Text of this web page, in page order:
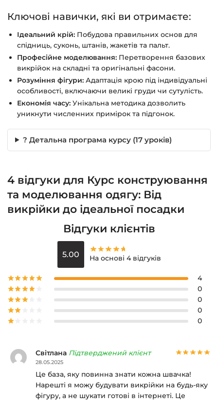
Ключові навички, які ви отримаєте:
Ідеальний крій: Побудова правильних основ для
спідниць, суконь, штанів, жакетів та пальт.
Професійне моделювання: Перетворення базових
викрійок на складні та оригінальні фасони.
Розуміння фігури: Адаптація крою під індивідуальні
особливості, включаючи великі груди чи сутулість.
Економія часу: Унікальна методика дозволить
уникнути численних примірок та підгонок.
? Детальна програма курсу (17 уроків)
4 відгуки для Курс конструювання
та моделювання одягу: Від
викрійки до ідеальної посадки
Відгуки клієнтів
5.00 На основі 4 відгуків
4
0
0
0
0
Світлана Підтверджений клієнт
28.05.2025
Це база, яку повинна знати кожна швачка!
Нарешті я можу будувати викрійки на будь-яку
фігуру, а не шукати готові в інтернеті. Це